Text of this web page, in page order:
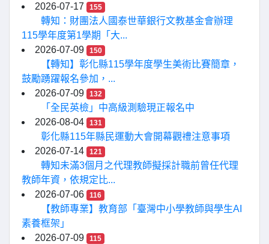
2026-07-17 155
轉知：財團法人國泰世華銀行文教基金會辦理
115學年度第1學期「大...
2026-07-09
150
【轉知】彰化縣115學年度學生美術比賽簡章，
鼓勵踴躍報名參加，...
2026-07-09
132
「全民英檢」中高級測驗現正報名中
2026-08-04
131
彰化縣115年縣民運動大會開幕觀禮注意事項
2026-07-14
121
轉知未滿3個月之代理教師擬採計職前曾任代理
教師年資，依規定比...
2026-07-06
116
【教師專業】教育部「臺灣中小學教師與學生AI
素養框架」
2026-07-09
115